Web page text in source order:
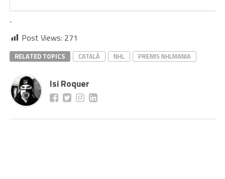
.
Post Views: 271
RELATED TOPICS CATALÀ NHL PREMIS NHLMANIA
Isi Roquer